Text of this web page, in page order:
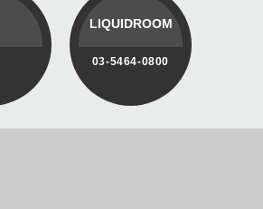
LIQUIDROOM
03-5464-0800